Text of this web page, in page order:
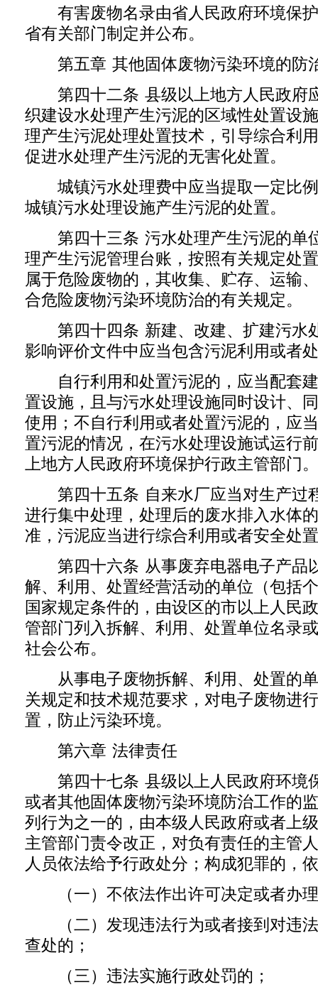
有害废物名录由省人民政府环境保
省有关部门制定并公布。
第五章 其他固体废物污染环境的防
第四十二条 县级以上地方人民政府
织建设水处理产生污泥的区域性处置设
理产生污泥处理处置技术，引导综合利
促进水处理产生污泥的无害化处置。
城镇污水处理费中应当提取一定比
城镇污水处理设施产生污泥的处置。
第四十三条 污水处理产生污泥的单
理产生污泥管理台账，按照有关规定处
属于危险废物的，其收集、贮存、运输
合危险废物污染环境防治的有关规定。
第四十四条 新建、改建、扩建污水
影响评价文件中应当包含污泥利用或者
自行利用和处置污泥的，应当配套
置设施，且与污水处理设施同时设计、
使用；不自行利用或者处置污泥的，应
置污泥的情况，在污水处理设施试运行
上地方人民政府环境保护行政主管部门。
第四十五条 自来水厂应当对生产过
进行集中处理，处理后的废水排入水体
准，污泥应当进行综合利用或者安全处
第四十六条 从事废弃电器电子产品
解、利用、处置经营活动的单位（包括
国家规定条件的，由设区的市以上人民
管部门列入拆解、利用、处置单位名录
社会公布。
从事电子废物拆解、利用、处置的
关规定和技术规范要求，对电子废物进
置，防止污染环境。
第六章 法律责任
第四十七条 县级以上人民政府环境
或者其他固体废物污染环境防治工作的
列行为之一的，由本级人民政府或者上
主管部门责令改正，对负有责任的主管
人员依法给予行政处分；构成犯罪的，
（一）不依法作出许可决定或者办
（二）发现违法行为或者接到对违
查处的；
（三）违法实施行政处罚的；